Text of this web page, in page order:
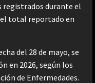
registrados durante el
el total reportado en
del 28 de mayo, se
en 2026, según los
de Enfermedades.